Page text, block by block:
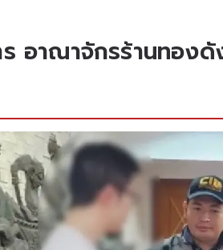
อาณาจักรร้านทองดั